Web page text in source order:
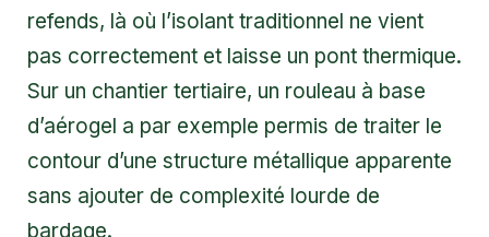
refends, là où l’isolant traditionnel ne vient
pas correctement et laisse un pont thermique.
Sur un chantier tertiaire, un rouleau à base
d’aérogel a par exemple permis de traiter le
contour d’une structure métallique apparente
sans ajouter de complexité lourde de
bardage.